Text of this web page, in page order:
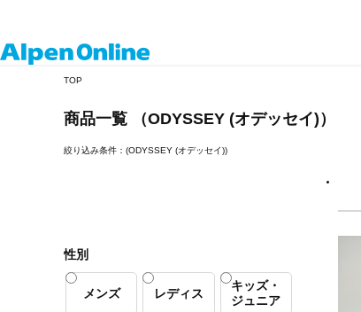
TOP
商品一覧 （ODYSSEY (オデッセイ)）
絞り込み条件：(ODYSSEY (オデッセイ))
性別
メンズ レディス
キッズ・
ジュニア